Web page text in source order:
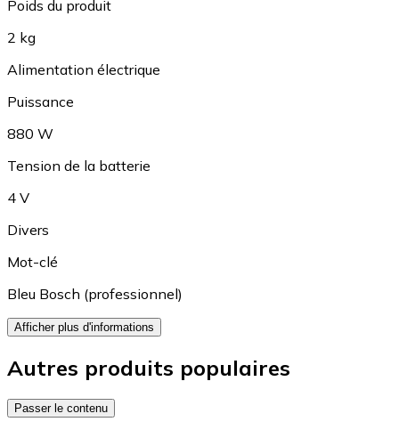
Poids du produit
2 kg
Alimentation électrique
Puissance
880 W
Tension de la batterie
4 V
Divers
Mot-clé
Bleu Bosch (professionnel)
Afficher plus d'informations
Autres produits populaires
Passer le contenu